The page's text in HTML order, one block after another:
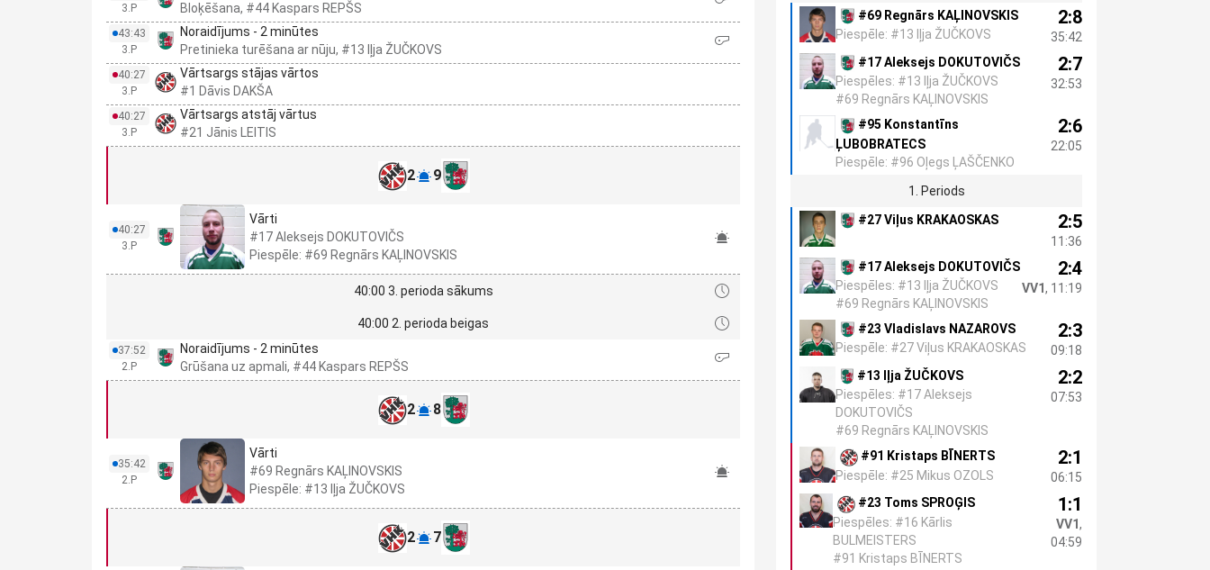
3.P
Bloķēšana, #44 Kaspars REPŠS
43:43
3.P
Noraidījums - 2 minūtes
Pretinieka turēšana ar nūju, #13 Iļja ŽUČKOVS
40:27
3.P
Vārtsargs stājas vārtos
#1 Dāvis DAKŠA
40:27
3.P
Vārtsargs atstāj vārtus
#21 Jānis LEITIS
2 9
40:27
3.P
Vārti
#17 Aleksejs DOKUTOVIČS
Piespēle: #69 Regnārs KAĻINOVSKIS
40:00 3. perioda sākums
40:00 2. perioda beigas
37:52
2.P
Noraidījums - 2 minūtes
Grūšana uz apmali, #44 Kaspars REPŠS
2 8
35:42
2.P
Vārti
#69 Regnārs KAĻINOVSKIS
Piespēle: #13 Iļja ŽUČKOVS
2 7
#69 Regnārs KAĻINOVSKIS
Piespēle: #13 Iļja ŽUČKOVS
2:8
35:42
#17 Aleksejs DOKUTOVIČS
Piespēles: #13 Iļja ŽUČKOVS
#69 Regnārs KAĻINOVSKIS
2:7
32:53
#95 Konstantīns
ĻUBOBRATECS
Piespēle: #96 Oļegs ĻAŠČENKO
2:6
22:05
1. Periods
#27 Viļus KRAKAOSKAS
2:5
11:36
#17 Aleksejs DOKUTOVIČS
Piespēles: #13 Iļja ŽUČKOVS
#69 Regnārs KAĻINOVSKIS
2:4
VV1, 11:19
#23 Vladislavs NAZAROVS
Piespēle: #27 Viļus KRAKAOSKAS
2:3
09:18
#13 Iļja ŽUČKOVS
Piespēles: #17 Aleksejs
DOKUTOVIČS
#69 Regnārs KAĻINOVSKIS
2:2
07:53
#91 Kristaps BĪNERTS
Piespēle: #25 Mikus OZOLS
2:1
06:15
#23 Toms SPROĢIS
Piespēles: #16 Kārlis
BULMEISTERS
#91 Kristaps BĪNERTS
1:1
VV1,
04:59